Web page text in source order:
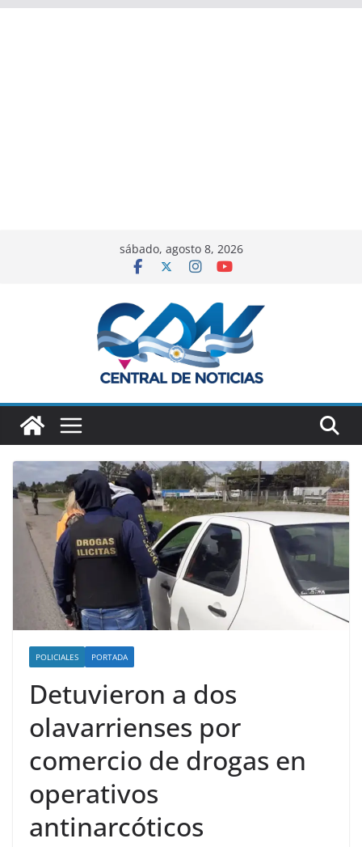
sábado, agosto 8, 2026
POLICIALES PORTADA
Detuvieron a dos
olavarrienses por
comercio de drogas en
operativos
antinarcóticos